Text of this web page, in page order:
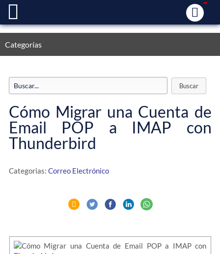
Categorías
Cómo Migrar una Cuenta de
Email POP a IMAP con
Thunderbird
Categorias: Correo Electrónico